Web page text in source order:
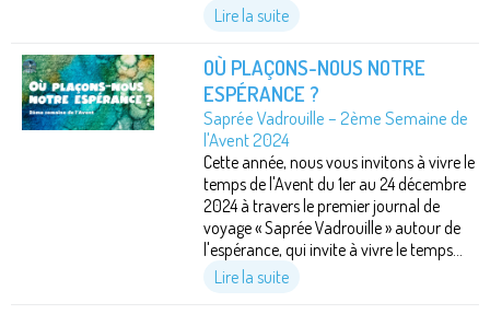
Lire la suite
OÙ PLAÇONS-NOUS NOTRE
ESPÉRANCE ?
Saprée Vadrouille – 2ème Semaine de
l'Avent 2024
Cette année, nous vous invitons à vivre le
temps de l'Avent du 1er au 24 décembre
2024 à travers le premier journal de
voyage « Saprée Vadrouille » autour de
l'espérance, qui invite à vivre le temps...
Lire la suite